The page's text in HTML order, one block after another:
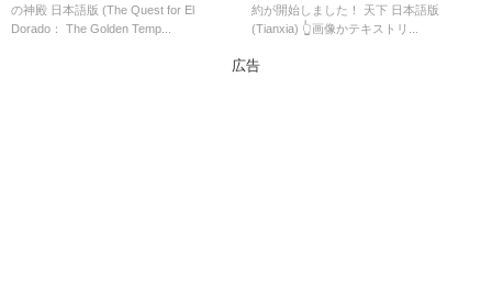
Temples)」の概略と予約購入可
の神殿 日本語版 (The Quest for El
Dorado： The Golden Temp...
約が開始しました！ 天下 日本語版
(Tianxia) 👆画像かテキストリ...
広告